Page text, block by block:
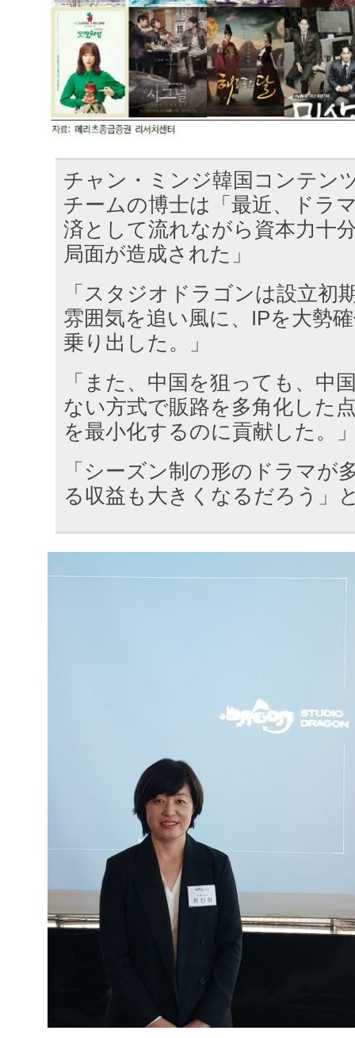
チャン・ミンジ韓国コンテン
チームの博士は「最近、ドラ
済として流れながら資本力十
局面が造成された」
「スタジオドラゴンは設立初
雰囲気を追い風に、IPを大勢
乗り出した。」
「また、中国を狙っても、中
ない方式で販路を多角化した
を最小化するのに貢献した。
「シーズン制の形のドラマが
る収益も大きくなるだろう」